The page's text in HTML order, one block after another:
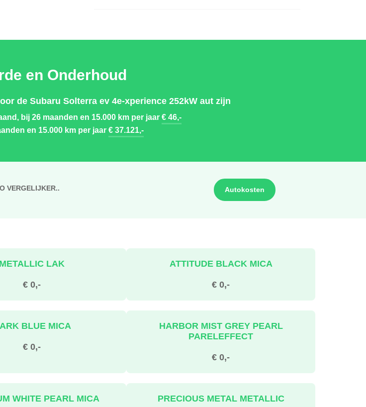
en Onderhoud
de Subaru Solterra ev 4e-xperience 252kW aut zijn
bij 26 maanden en 15.000 km per jaar€ 46,-
en 15.000 km per jaar€ 37.121,-
VERGELIJKER.. Autokosten
€ 0,-
METALLIC LAK
€ 0,-
ATTITUDE BLACK MICA
€ 0,-
BLUE MICA
€ 0,-
HARBOR MIST GREY PEARL
PARELEFFECT
WHITE PEARL MICA PRECIOUS METAL METALLIC